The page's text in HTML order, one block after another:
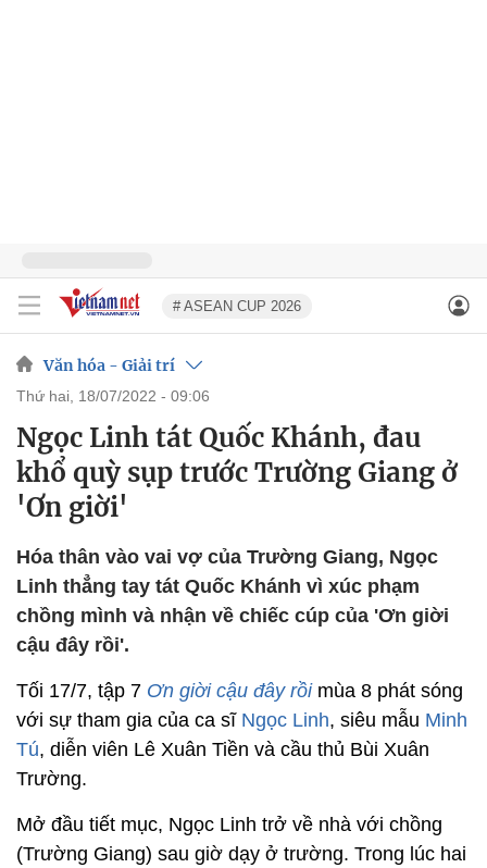
# ASEAN CUP 2026
Văn hóa - Giải trí
thứ hai, 18/07/2022 - 09:06
Ngọc Linh tát Quốc Khánh, đau
khổ quỳ sụp trước Trường Giang ở
'Ơn giời'
Hóa thân vào vai vợ của Trường Giang, Ngọc
Linh thẳng tay tát Quốc Khánh vì xúc phạm
chồng mình và nhận về chiếc cúp của 'Ơn giời
cậu đây rồi'.
Tối 17/7, tập 7 Ơn giời cậu đây rồimùa 8 phát sóng
với sự tham gia của ca sĩ Ngọc Linh, siêu mẫu Minh
Tú, diễn viên Lê Xuân Tiền và cầu thủ Bùi Xuân
Trường.
Mở đầu tiết mục, Ngọc Linh trở về nhà với chồng
(Trường Giang) sau giờ dạy ở trường. Trong lúc hai